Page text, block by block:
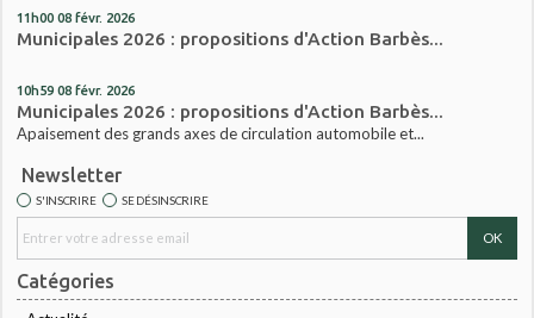
11h00 08 févr. 2026
Municipales 2026 : propositions d'Action Barbès...
10h59 08 févr. 2026
Municipales 2026 : propositions d'Action Barbès...
Apaisement des grands axes de circulation automobile et...
Newsletter
S'INSCRIRE SE DÉSINSCRIRE
Catégories